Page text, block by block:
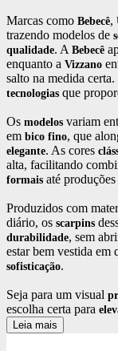
Marcas como Bebecê,
trazendo modelos de
qualidade. A Bebecê
enquanto a Vizzano
salto na medida certa.
tecnologias que
Os modelos variam
em bico fino, que
elegante. As cores
alta, facilitando
formais até
Produzidos com
diário, os scarpins
durabilidade, sem
estar bem vestida em
sofisticação.
Seja para um visual
escolha certa para
Leia mais